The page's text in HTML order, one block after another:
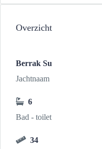
Overzicht
Berrak Su
Jachtnaam
6
Bad - toilet
34